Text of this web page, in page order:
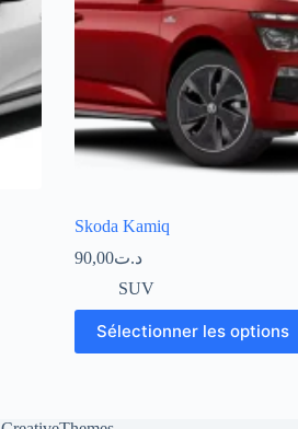
Skoda Kamiq
د.ت90,00
SUV
Sélectionner les options